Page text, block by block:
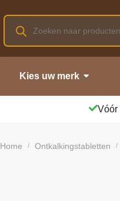
Kies uw merk
Vóór
Home / Ontkalkingstabletten /